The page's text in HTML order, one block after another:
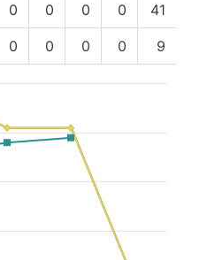
0 0 0 0 41
0 0 0 0 9